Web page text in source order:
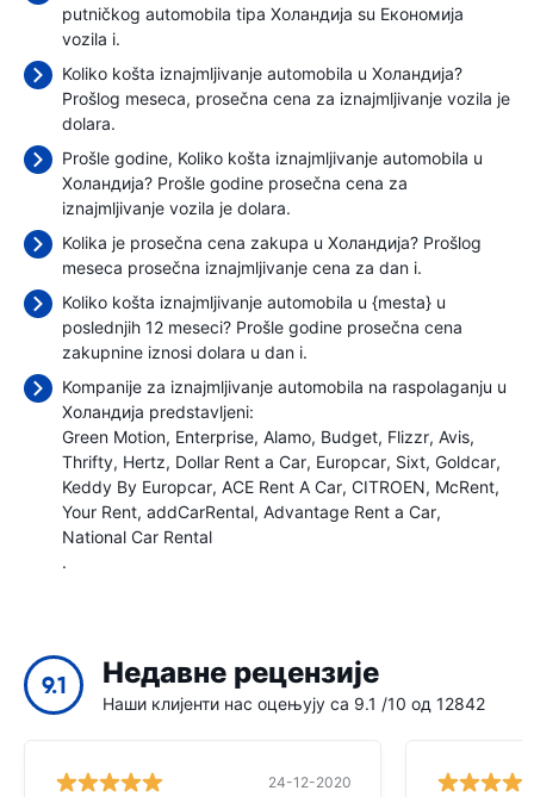
putničkog automobila tipa Холандија su Економија
vozila i.
Koliko košta iznajmljivanje automobila u Холандија?
Prošlog meseca, prosečna cena za iznajmljivanje vozila je
dolara.
Prošle godine, Koliko košta iznajmljivanje automobila u
Холандија? Prošle godine prosečna cena za
iznajmljivanje vozila je dolara.
Kolika je prosečna cena zakupa u Холандија? Prošlog
meseca prosečna iznajmljivanje cena za dan i.
Koliko košta iznajmljivanje automobila u {mesta} u
poslednjih 12 meseci? Prošle godine prosečna cena
zakupnine iznosi dolara u dan i.
Kompanije za iznajmljivanje automobila na raspolaganju u
Холандија predstavljeni:
Green Motion Enterprise Alamo Budget Flizzr Avis
Thrifty Hertz Dollar Rent a Car Europcar Sixt Goldcar
Keddy By Europcar ACE Rent A Car CITROEN McRent
Your Rent addCarRental Advantage Rent a Car
National Car Rental
.
9.1 Недавне рецензије
Наши клијенти нас оцењују са 9.1 /10 од 12842
24-12-2020